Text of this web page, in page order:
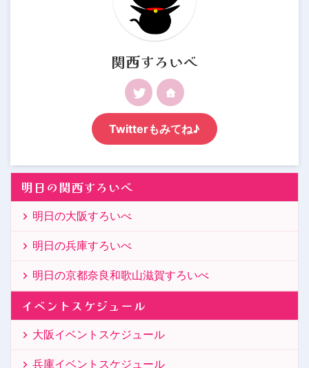
関西すろいべ
Twitterもみてね♪
明日の関西すろいべ
明日の大阪すろいべ
明日の兵庫すろいべ
明日の京都奈良和歌山滋賀すろいべ
イベントスケジュール
大阪イベントスケジュール
兵庫イベントスケジュール